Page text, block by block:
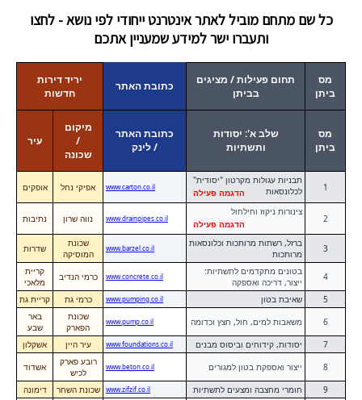
כל שם מתחם מוביל לאתר אינטרנט ייחודי לפי נושא - לחצו
ותעברו ישר למידע שמעניין אתכם
יריד דירות
חדשות
כתובת האתר
תחום פעילות / מציגים
בביתן
מס
ביתן
עיר
מיקום
/
שכונה
כתובת האתר
/ לינק
שלב א': יסודות
ותשתיות
מס
ביתן
אופקים אפיקי נחל www.carton.co.il
תבניות עגולות מקרטון "יסודית"
לכלונסאות
הדגמה פעילה 1
נתיבות נווה שרון www.drainpipes.co.il
צינורות ניקוז וחילחול
הדגמה פעילה
2
שדרות
שכונת
המוסיקה
www.barzel.co.il
ברזל, רשתות מרותכות וכלונסאות
מרותכות
3
קריית
מלאכי
כרמי הנדיב www.concrete.co.il
בטונים מתקדמים לתשתיות:
ייצור, דריכה ואספקה
4
קריית גת
כרמי גת www.pumping.co.il שאיבת בטון
5
באר
שבע
שכונת
הפארק
www.pump.co.il משאבות למים, חול, חצץ וכדומה
6
אשקלון
עיר היין www.foundations.co.il יסודות, קידוחים וביסוס מבנים
7
אשדוד
רובע פארק
לכיש
www.beton.co.il ייצור ואספקת בטון למגורים
8
דימונה
שכונת השחר www.zifzif.co.il חומרי מחצבה ומצעים לתשתיות 9